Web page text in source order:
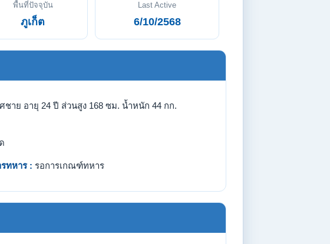
พื้นที่ปัจจุบัน
ภูเก็ต
Last Active
6/10/2568
ชาย อายุ 24 ปี ส่วนสูง 168 ซม. น้ำหนัก 44 กก.
ทหาร : รอการเกณฑ์ทหาร